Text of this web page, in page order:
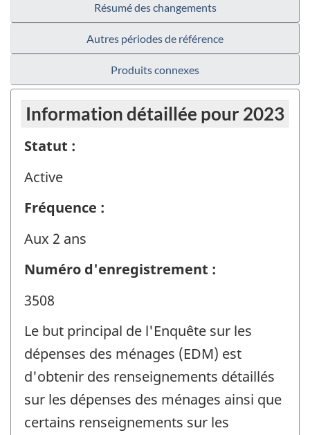
Résumé des changements
Autres périodes de référence
Produits connexes
Information détaillée pour 2023
Statut :
Active
Fréquence :
Aux 2 ans
Numéro d'enregistrement :
3508
Le but principal de l'Enquête sur les
dépenses des ménages (EDM) est
d'obtenir des renseignements détaillés
sur les dépenses des ménages ainsi que
certains renseignements sur les